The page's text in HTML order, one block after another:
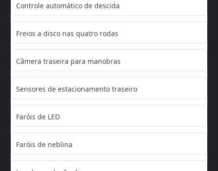
Controle automático de descida
Freios a disco nas quatro rodas
Câmera traseira para manobras
Sensores de estacionamento traseiro
Faróis de LED
Faróis de neblina